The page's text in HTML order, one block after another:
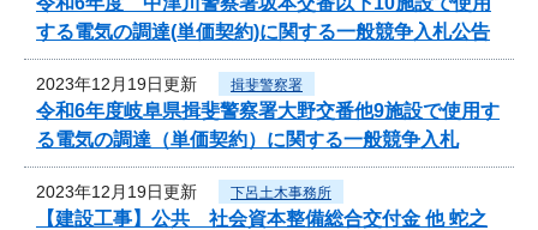
する電気の調達(単価契約)に関する一般競争入札公告
2023年12月19日更新 揖斐警察署
令和6年度岐阜県揖斐警察署大野交番他9施設で使用す
る電気の調達（単価契約）に関する一般競争入札
2023年12月19日更新 下呂土木事務所
【建設工事】公共 社会資本整備総合交付金 他 蛇之